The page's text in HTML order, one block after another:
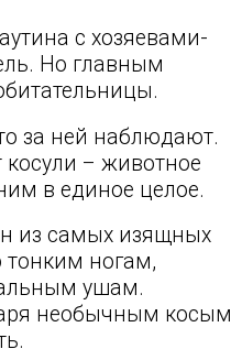
с хозяевами-
Но главным
за ней наблюдают.
косули – животное
в единое целое.
из самых изящных
тонким ногам,
ушам.
необычным косым